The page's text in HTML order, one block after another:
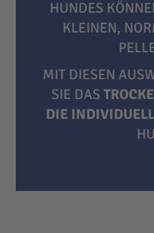
HUNDES
KLEINEN,
MIT DIESEN
SIE DAS
DIE